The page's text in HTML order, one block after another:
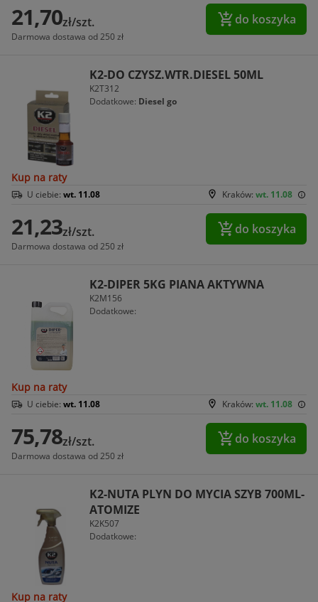
21,70zł/szt.
Darmowa dostawa od 250 zł
do koszyka
K2-DO CZYSZ.WTR.DIESEL 50ML
K2T312
Dodatkowe: Diesel go
Kup na raty
Kraków: wt. 11.08
U ciebie: wt. 11.08
21,23zł/szt.
Darmowa dostawa od 250 zł
do koszyka
K2-DIPER 5KG PIANA AKTYWNA
K2M156
Dodatkowe:
Kup na raty
Kraków: wt. 11.08
U ciebie: wt. 11.08
75,78zł/szt.
Darmowa dostawa od 250 zł
do koszyka
K2-NUTA PLYN DO MYCIA SZYB 700ML-
ATOMIZE
K2K507
Dodatkowe:
Kup na raty